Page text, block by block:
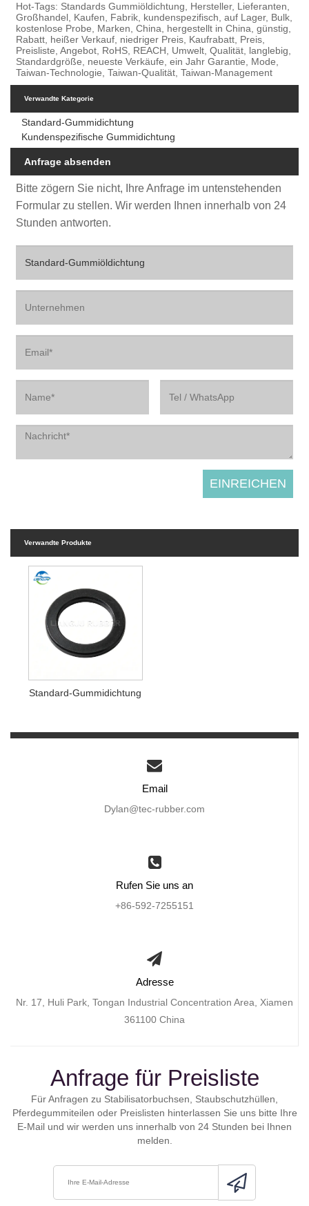
Hot-Tags: Standards Gummiöldichtung, Hersteller, Lieferanten,
Großhandel, Kaufen, Fabrik, kundenspezifisch, auf Lager, Bulk,
kostenlose Probe, Marken, China, hergestellt in China, günstig,
Rabatt, heißer Verkauf, niedriger Preis, Kaufrabatt, Preis,
Preisliste, Angebot, RoHS, REACH, Umwelt, Qualität, langlebig,
Standardgröße, neueste Verkäufe, ein Jahr Garantie, Mode,
Taiwan-Technologie, Taiwan-Qualität, Taiwan-Management
Verwandte Kategorie
Standard-Gummidichtung
Kundenspezifische Gummidichtung
Anfrage absenden
Bitte zögern Sie nicht, Ihre Anfrage im untenstehenden
Formular zu stellen. Wir werden Ihnen innerhalb von 24
Stunden antworten.
Verwandte Produkte
Standard-Gummidichtung
Email
Dylan@tec-rubber.com
Rufen Sie uns an
+86-592-7255151
Adresse
Nr. 17, Huli Park, Tongan Industrial Concentration Area, Xiamen
361100 China
Anfrage für Preisliste
Für Anfragen zu Stabilisatorbuchsen, Staubschutzhüllen,
Pferdegummiteilen oder Preislisten hinterlassen Sie uns bitte Ihre
E-Mail und wir werden uns innerhalb von 24 Stunden bei Ihnen
melden.